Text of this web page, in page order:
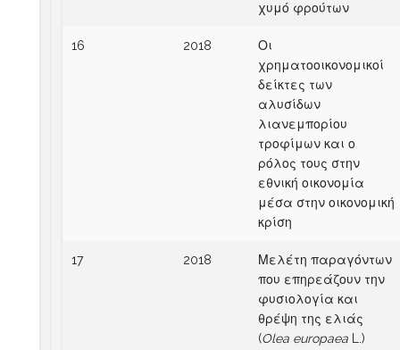
χυμό φρούτων
16 2018
Οι
χρηματοοικονομικοί
δείκτες των
αλυσίδων
λιανεμπορίου
τροφίμων και ο
ρόλος τους στην
εθνική οικονομία
μέσα στην οικονομική
κρίση
17 2018
Μελέτη παραγόντων
που επηρεάζουν την
φυσιολογία και
θρέψη της ελιάς
(Olea europaeaL.)